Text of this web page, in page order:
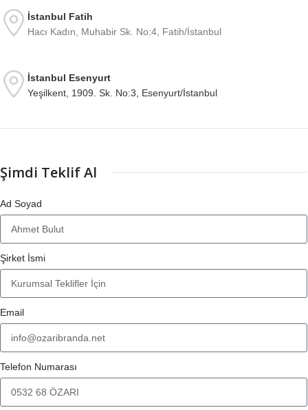
İstanbul Fatih
Hacı Kadın, Muhabir Sk. No:4, Fatih/İstanbul
İstanbul Esenyurt
Yeşilkent, 1909. Sk. No:3, Esenyurt/İstanbul
Şimdi Teklif Al
Ad Soyad
Şirket İsmi
Email
Telefon Numarası